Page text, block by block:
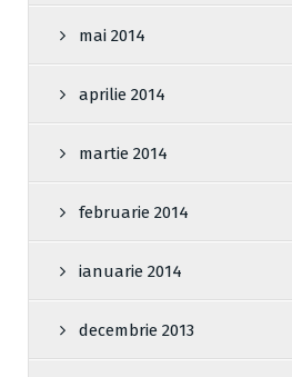
mai 2014
aprilie 2014
martie 2014
februarie 2014
ianuarie 2014
decembrie 2013